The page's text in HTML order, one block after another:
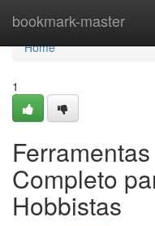
bookmark-master
Home
Home
1
Completo
Hobbistas